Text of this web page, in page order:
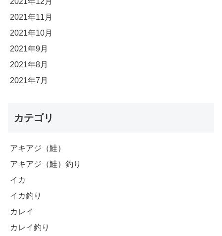
2021年11月
2021年10月
2021年9月
2021年8月
2021年7月
カテゴリ
アキアジ（鮭）
アキアジ（鮭）釣り
イカ
イカ釣り
カレイ
カレイ釣り